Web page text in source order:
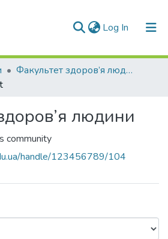
Log In (current)
Факультет здоров’я людини
людини
community
handle/123456789/104